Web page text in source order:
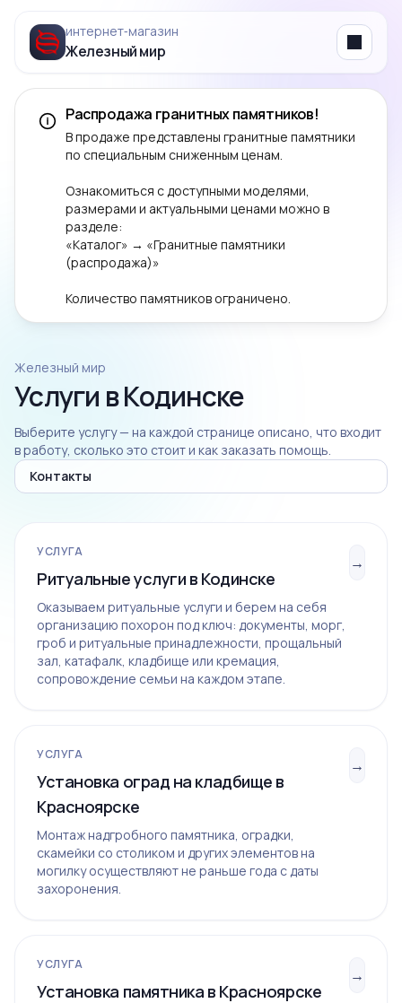
интернет‑магазин
Железный мир Menu
Распродажа гранитных памятников!
В продаже представлены гранитные памятники
по специальным сниженным ценам.
Ознакомиться с доступными моделями,
размерами и актуальными ценами можно в
разделе:
«Каталог» → «Гранитные памятники
(распродажа)»
Количество памятников ограничено.
Железный мир
Услуги в Кодинске
Выберите услугу — на каждой странице описано, что входит
в работу, сколько это стоит и как заказать помощь.
Контакты
УСЛУГА
Ритуальные услуги в Кодинске
Оказываем ритуальные услуги и берем на себя
организацию похорон под ключ: документы, морг,
гроб и ритуальные принадлежности, прощальный
зал, катафалк, кладбище или кремация,
сопровождение семьи на каждом этапе.
→
УСЛУГА
Установка оград на кладбище в
Красноярске
Монтаж надгробного памятника, оградки,
скамейки со столиком и других элементов на
могилку осуществляют не раньше года с даты
захоронения.
→
УСЛУГА
Установка памятника в Красноярске
→